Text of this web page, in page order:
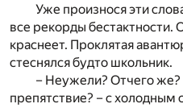
Уже произнося эти
все рекорды бестактности.
краснеет. Проклятая
стеснялся будто школьник.
– Неужели? Отчего же?
препятствие? – с холодным